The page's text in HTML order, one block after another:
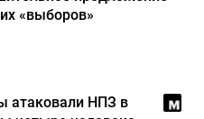
«выборов»